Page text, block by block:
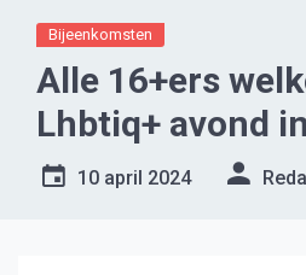
Bijeenkomsten
Alle 16+ers
Lhbtiq+ avond
10 april 2024